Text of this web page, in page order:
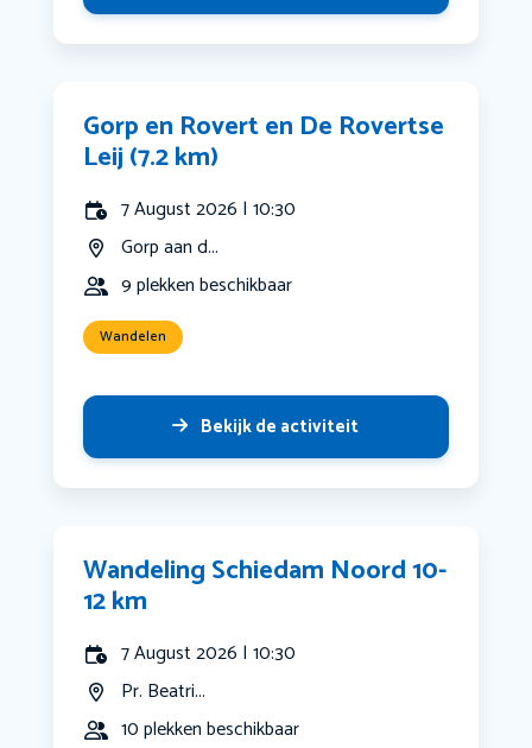
Gorp en Rovert en De Rovertse
Leij (7.2 km)
7 August 2026 | 10:30
Gorp aan d...
9 plekken beschikbaar
Wandelen
Bekijk de activiteit
Wandeling Schiedam Noord 10-
12 km
7 August 2026 | 10:30
Pr. Beatri...
10 plekken beschikbaar